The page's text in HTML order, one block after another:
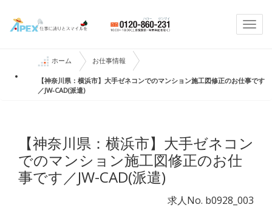
ホーム お仕事情報
【神奈川県：横浜市】大手ゼネコンでのマンション施工図修正のお仕事です
／JW-CAD(派遣)
【神奈川県：横浜市】大手ゼネコン
でのマンション施工図修正のお仕
事です／JW-CAD(派遣)
求人No. b0928_003